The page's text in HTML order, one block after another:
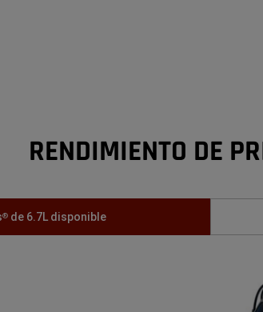
RENDIMIENTO DE
®de 6.7L disponible